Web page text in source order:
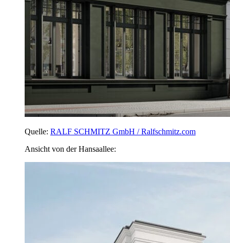
Quelle: RALF SCHMITZ GmbH / Ralfschmitz.com
Ansicht von der Hansaallee: